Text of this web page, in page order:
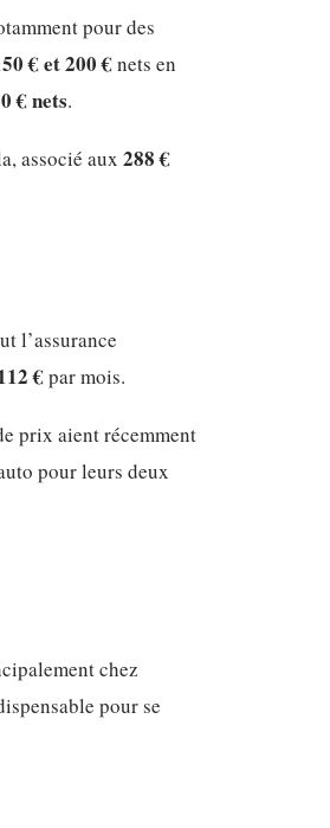
pour des
€ et 200 €nets en
€ nets.
associé aux 288 €
l’assurance
€par mois.
prix aient récemment
pour leurs deux
chez
pour se